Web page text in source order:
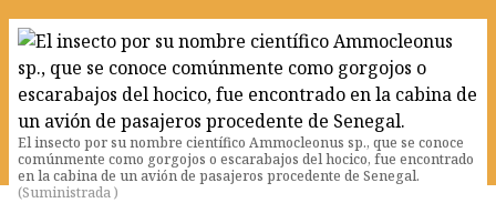
El insecto por su nombre científico Ammocleonus sp., que se conoce
comúnmente como gorgojos o escarabajos del hocico, fue encontrado
en la cabina de un avión de pasajeros procedente de Senegal.
(Suministrada)